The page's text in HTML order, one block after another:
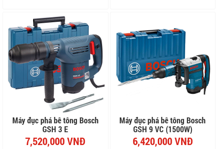
Máy đục phá bê tông Bosch
GSH 3 E
7,520,000 VNĐ
Máy đục phá bê tông Bosch
GSH 9 VC (1500W)
6,420,000 VNĐ